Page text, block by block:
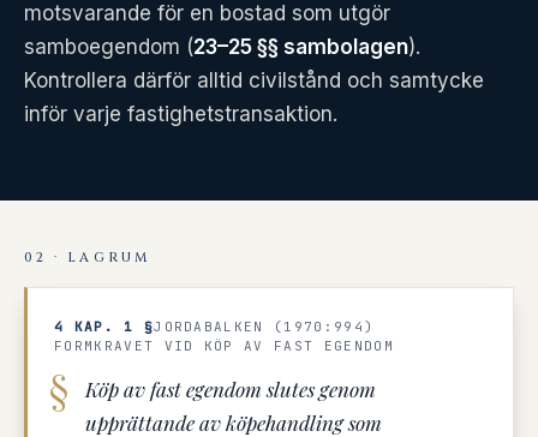
motsvarande för en bostad som utgör
samboegendom (23–25 §§ sambolagen).
Kontrollera därför alltid civilstånd och samtycke
inför varje fastighetstransaktion.
02 · LAGRUM
4 KAP. 1 §JORDABALKEN (1970:994)
FORMKRAVET VID KÖP AV FAST EGENDOM
Köp av fast egendom slutes genom
upprättande av köpehandling som